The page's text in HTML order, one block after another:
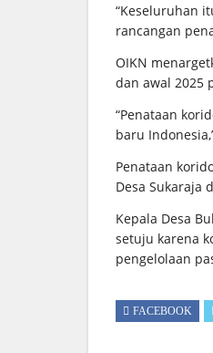
“Keseluruhan
rancangan
OIKN
dan awal 2025
“Penataan
baru
Penataan
Desa Sukaraja
Kepala Desa
setuju karena
pengelolaan
FACEBOOK